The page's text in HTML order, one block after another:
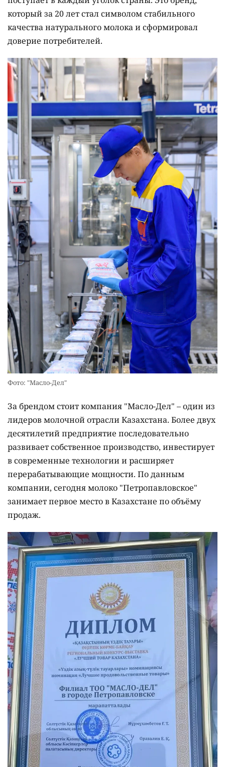
который за 20 лет стал символом стабильного
качества натурального молока и сформировал
доверие потребителей.
Фото: "Масло-Дел"
За брендом стоит компания "Масло-Дел" – один из
лидеров молочной отрасли Казахстана. Более двух
десятилетий предприятие последовательно
развивает собственное производство, инвестирует
в современные технологии и расширяет
перерабатывающие мощности. По данным
компании, сегодня молоко "Петропавловское"
занимает первое место в Казахстане по объёму
продаж.